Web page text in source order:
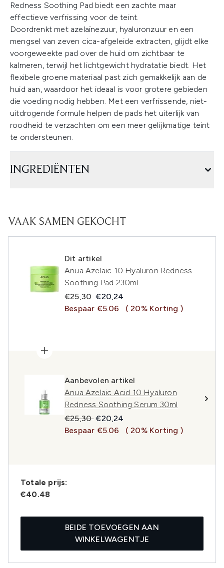
Redness Soothing Pad biedt een zachte maar
effectieve verfrissing voor de teint.
Doordrenkt met azelaïnezuur, hyaluronzuur en een
mengsel van zeven cica-afgeleide extracten, glijdt elke
voorgeweekte pad over de huid om zichtbaar te
kalmeren, terwijl het lichtgewicht hydratatie biedt. Het
flexibele groene materiaal past zich gemakkelijk aan de
huid aan, waardoor het ideaal is voor grotere gebieden
die voeding nodig hebben. Met een verfrissende, niet-
uitdrogende formule helpen de pads het uiterlijk van
roodheid te verzachten om een meer gelijkmatige teint
te ondersteunen.
INGREDIËNTEN
VAAK SAMEN GEKOCHT
Dit artikel
Anua Azelaic 10 Hyaluron Redness
Soothing Pad 230ml
Recommended Retail Price:
€25,30Huidige prijs:
€20,24
Bespaar €5.06
( 20% Korting )
Aanbevolen artikel
Anua Azelaic Acid 10 Hyaluron
Redness Soothing Serum 30ml
Recommended Retail Price:
€25,30Huidige prijs:
€20,24
Bespaar €5.06
( 20% Korting )
Totale prijs:
€40.48
BEIDE TOEVOEGEN AAN
WINKELWAGENTJE